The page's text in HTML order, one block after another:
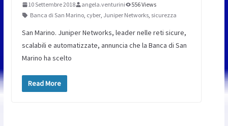
10 Settembre 2018 angela.venturini
556 Views
Banca di San Marino, cyber, Juniper Networks, sicurezza
San Marino. Juniper Networks, leader nelle reti sicure,
scalabili e automatizzate, annuncia che la Banca di San
Marino ha scelto
Read More